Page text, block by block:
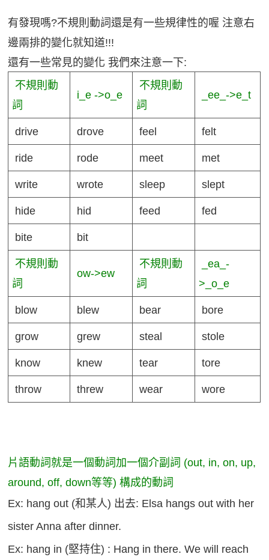
有發現嗎?不規則動詞還是有一些規律性的喔 注意右
邊兩排的變化就知道!!!
還有一些常見的變化 我們來注意一下:
不規則動
詞
i_e ->o_e
不規則動
詞
_ee_->e_t
drive drove feel felt
ride rode meet met
write wrote sleep slept
hide hid feed fed
bite bit
不規則動
詞
ow->ew
不規則動
詞
_ea­_-
>_o_e
blow blew bear bore
grow grew steal stole
know knew tear tore
throw threw wear wore
片語動詞就是一個動詞加一個介副詞 (out, in, on, up,
around, off, down等等) 構成的動詞
Ex: hang out (和某人) 出去: Elsa hangs out with her
sister Anna after dinner.
Ex: hang in (堅持住) : Hang in there. We will reach